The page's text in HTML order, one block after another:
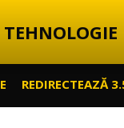
TEHNOLOGIE
REDIRECTEAZĂ